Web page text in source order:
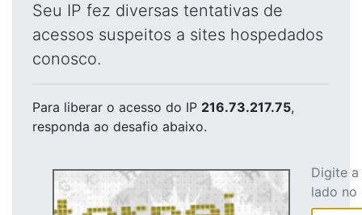
Seu IP fez diversas tentativas de
acessos suspeitos a sites hospedados
conosco.
Para liberar o acesso do IP 216.73.217.75,
responda ao desafio abaixo.
Digite
lado no